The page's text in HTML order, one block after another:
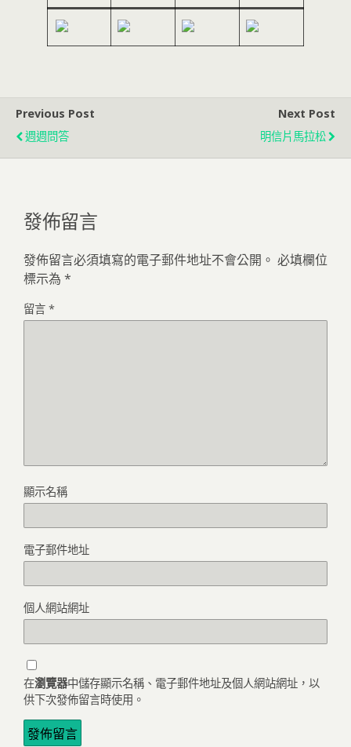
Previous Post
週週問答
Next Post
明信片馬拉松
發佈留言
發佈留言必須填寫的電子郵件地址不會公開。 必填欄位
標示為 *
留言 *
顯示名稱
電子郵件地址
個人網站網址
在瀏覽器中儲存顯示名稱、電子郵件地址及個人網站網址，以
供下次發佈留言時使用。